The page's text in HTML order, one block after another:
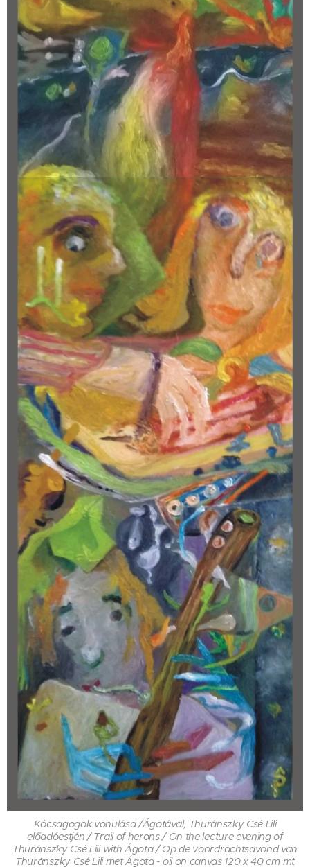
Kócsagogok vonulása /Ágotával, Thuránszky Csé Lili
előadóestjén / Trail of herons / On the lecture evening of
Thuránszky Csé Lili with Ágota / Op de voordrachtsavond van
Thuránszky Csé Lili met Ágota - oil on canvas 120 x 40 cm mt